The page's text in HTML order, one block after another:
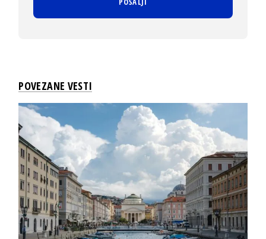
POVEZANE VESTI